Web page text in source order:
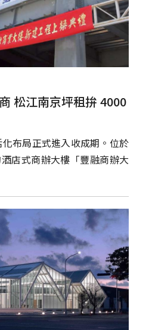
松江南京坪租拚 4000
布局正式進入收成期。位於
店式商辦大樓「豐融商辦大